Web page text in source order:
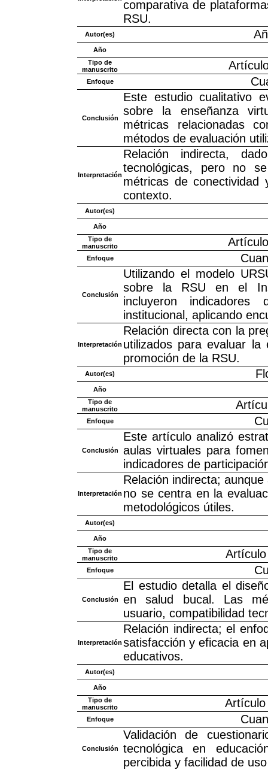
comparativa de
RSU.
Autor(es)
Año
Tipo de
manuscrito
Enfoque
Conclusión
Este estudio cualitativo
sobre la enseñanza
métricas relacionadas
métodos de evaluación
Interpretación
Relación indirecta,
tecnológicas, pero no
métricas de conectividad
contexto.
Autor(es)
Año
Tipo de
manuscrito
Enfoque
Conclusión
Utilizando el modelo
sobre la RSU en el
incluyeron
institucional, aplicando
Interpretación
Relación directa con la
utilizados para evaluar
promoción de la RSU.
Autor(es)
Año
Tipo de
manuscrito
Enfoque
Conclusión
Este artículo analizó
aulas virtuales para
indicadores de
Interpretación
Relación indirecta;
no se centra en la
metodológicos útiles.
Autor(es)
Año
Tipo de
manuscrito
Enfoque
Conclusión
El estudio detalla el
en salud bucal. Las
usuario, compatibilidad
Interpretación
Relación indirecta; el
satisfacción y eficacia en
educativos.
Autor(es)
Año
Tipo de
manuscrito
Artículo
Enfoque
Conclusión
Validación de
tecnológica en
percibida y facilidad de